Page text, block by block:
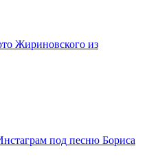
Жириновского из
под песню Бориса